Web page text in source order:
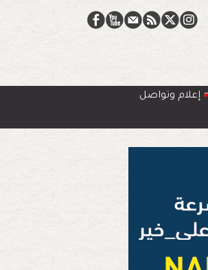
إعلام وتواصل